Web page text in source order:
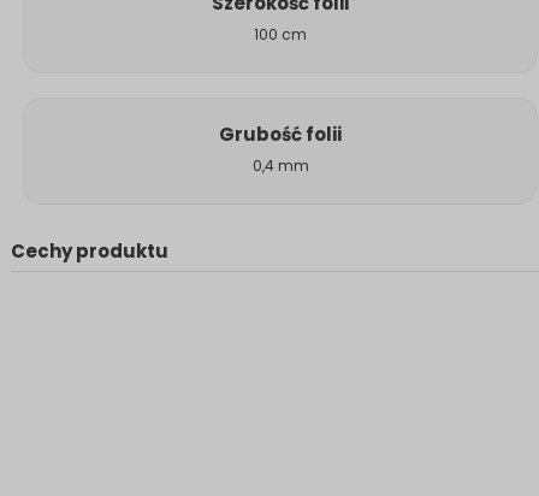
100 cm
Grubość folii
0,4 mm
Cechy produktu